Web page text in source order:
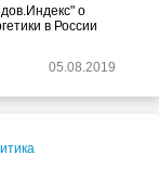
о
в России
05.08.2019